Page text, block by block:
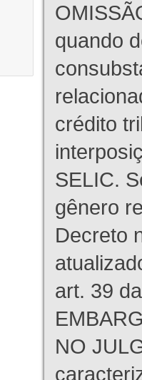
quando
crédito
SELIC.
gênero
Decreto
art. 39
NO